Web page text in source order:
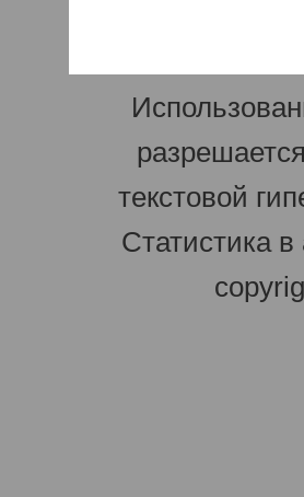
текстовой
Статистика